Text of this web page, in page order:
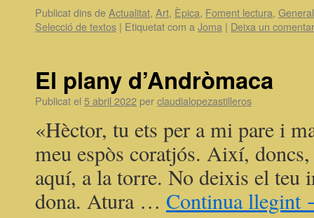
Publicat dins deActualitat, Art, Èpica, Foment lectura, General
Selecció de textos | Etiquetat com a Joma | Deixa un
El plany d’Andròmaca
Publicat el 5 abril 2022 perclaudialopezastilleros
«Hèctor, tu ets per a mi pare i
meu espòs coratjós. Així,
aquí, a la torre. No deixis el teu
dona. Atura … Continua llegint